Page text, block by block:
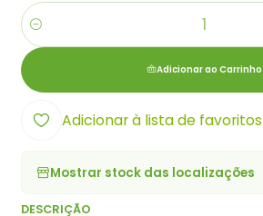
Quantidade
Adicionar ao Carrinho
Adicionar à lista de favoritos
Mostrar stock das localizações
DESCRIÇÃO